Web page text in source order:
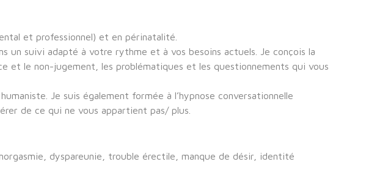
et professionnel) et en périnatalité.
un suivi adapté à votre rythme et à vos besoins actuels. Je conçois la
et le non-jugement, les problématiques et les questionnements qui vous
Je suis également formée à l’hypnose conversationnelle
de ce qui ne vous appartient pas/ plus.
dyspareunie, trouble érectile, manque de désir, identité